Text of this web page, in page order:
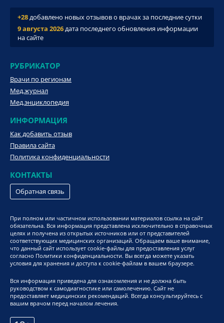
+28добавлено новых отзывов о врачах за последние сутки
9 августа 2026дата последнего обновления информации
на сайте
РУБРИКАТОР
Врачи по регионам
Мед.журнал
Мед.энциклопедия
ИНФОРМАЦИЯ
Как добавить отзыв
Правила сайта
Политика конфиденциальности
КОНТАКТЫ
Обратная связь
При полном или частичном использовании материалов ссылка на сайт
обязательна. Вся информация представлена исключительно в справочных
целях и получена из открытых источников или от представителей
соответствующих медицинских организаций. Обращаем ваше внимание,
что данный сайт использует cookie-файлы для предоставления услуг
согласно Политики конфиденциальности. Вы всегда можете указать
условия для хранения и доступа к cookie-файлам в вашем браузере.
Вся информация приведена для ознакомления и не должна быть
руководством к самодиагностике или самолечению. Сайт не
предоставляет медицинских рекомендаций. Всегда консультируйтесь с
вашим врачом перед началом лечения.